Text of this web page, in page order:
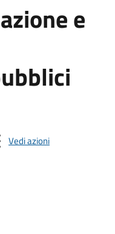
e
Vedi azioni